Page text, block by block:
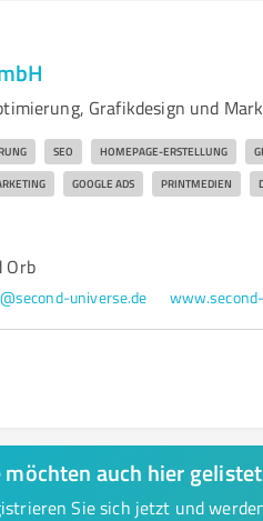
Grafikdesign und
SEO HOMEPAGE-ERSTELLUNG
GOOGLE ADS PRINTMEDIEN
Orb
universe.de
möchten auch hier
Sie sich jetzt und